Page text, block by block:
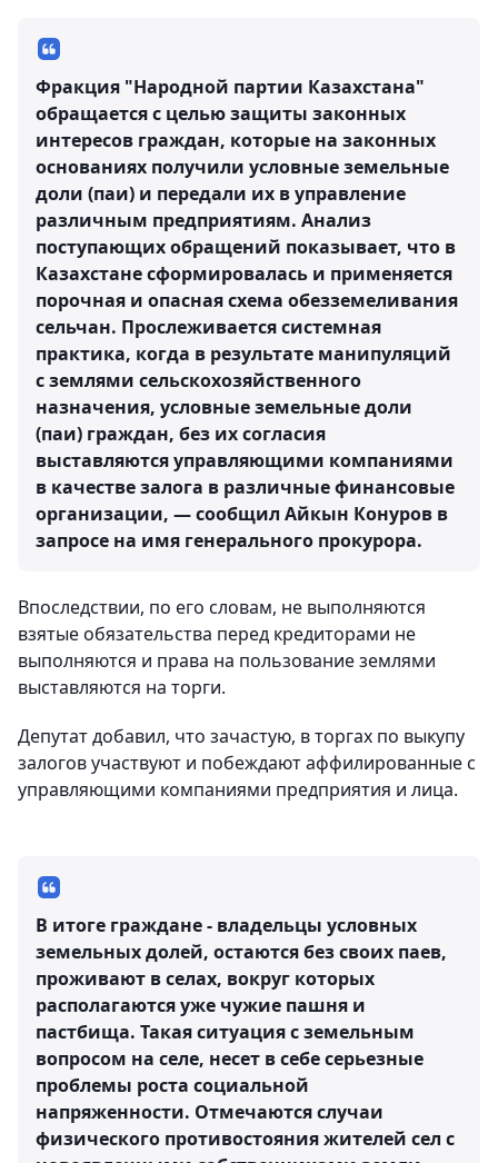
Фракция "Народной партии Казахстана"
обращается с целью защиты законных
интересов граждан, которые на законных
основаниях получили условные земельные
доли (паи) и передали их в управление
различным предприятиям. Анализ
поступающих обращений показывает, что в
Казахстане сформировалась и применяется
порочная и опасная схема обезземеливания
сельчан. Прослеживается системная
практика, когда в результате манипуляций
с землями сельскохозяйственного
назначения, условные земельные доли
(паи) граждан, без их согласия
выставляются управляющими компаниями
в качестве залога в различные финансовые
организации, — сообщил Айкын Конуров в
запросе на имя генерального прокурора.
Впоследствии, по его словам, не выполняются
взятые обязательства перед кредиторами не
выполняются и права на пользование землями
выставляются на торги.
Депутат добавил, что зачастую, в торгах по выкупу
залогов участвуют и побеждают аффилированные с
управляющими компаниями предприятия и лица.
В итоге граждане - владельцы условных
земельных долей, остаются без своих паев,
проживают в селах, вокруг которых
располагаются уже чужие пашня и
пастбища. Такая ситуация с земельным
вопросом на селе, несет в себе серьезные
проблемы роста социальной
напряженности. Отмечаются случаи
физического противостояния жителей сел с